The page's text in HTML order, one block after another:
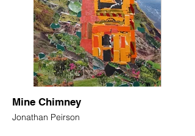
Mine Chimney
Jonathan Peirson